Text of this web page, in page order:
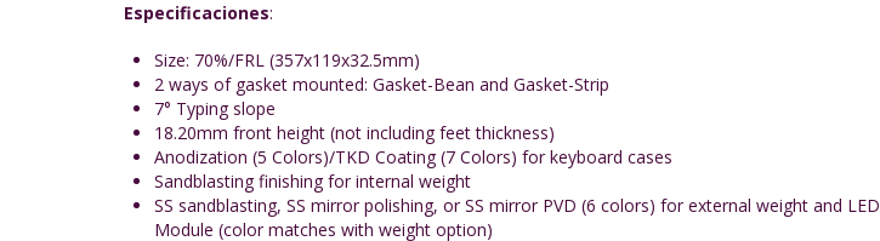
Especificaciones:
Size: 70%/FRL (357x119x32.5mm)
2 ways of gasket mounted: Gasket-Bean and Gasket-Strip
7° Typing slope
18.20mm front height (not including feet thickness)
Anodization (5 Colors)/TKD Coating (7 Colors) for keyboard cases
Sandblasting finishing for internal weight
SS sandblasting, SS mirror polishing, or SS mirror PVD (6 colors) for external weight and LED
Module (color matches with weight option)